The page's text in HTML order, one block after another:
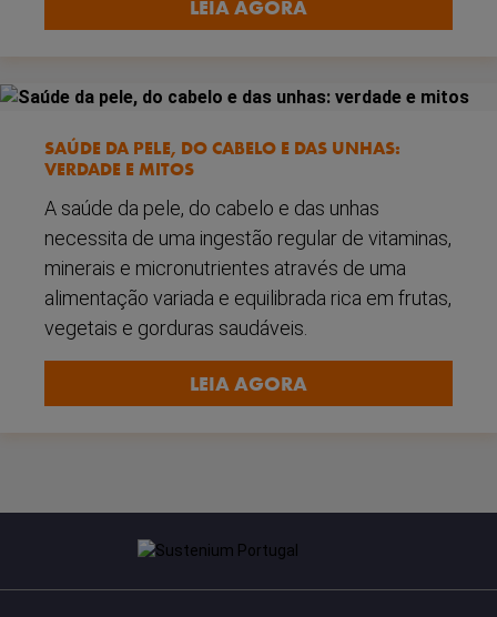
LEIA AGORA
SAÚDE DA PELE, DO CABELO E DAS UNHAS:
VERDADE E MITOS
A saúde da pele, do cabelo e das unhas
necessita de uma ingestão regular de vitaminas,
minerais e micronutrientes através de uma
alimentação variada e equilibrada rica em frutas,
vegetais e gorduras saudáveis.
LEIA AGORA